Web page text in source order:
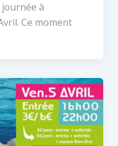
à
Ce moment